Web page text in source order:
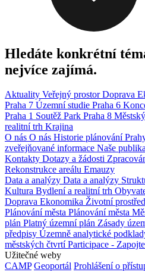
Hledáte konkrétní
nejvíce zajímá.
Aktuality Veřejný prostorDoprava
Praha 7 Územní studie Praha 6
Praha 1 Soutěž Park Praha 8
realitní trh Krajina
O nás O nás Historie plánování
zveřejňované informace Naše
Kontakty Dotazy a žádosti
Rekonstrukce areálu Emauzy
Data a analýzy Data a analýzy
Kultura Bydlení a realitní trh
Doprava Ekonomika Životní
Plánování města Plánování města
plán Platný územní plán Zásady
předpisy Územně analytické
městských čtvrtíParticipace -
Užitečné weby
CAMP Geoportál Prohlášení o